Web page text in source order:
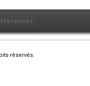
réservés.